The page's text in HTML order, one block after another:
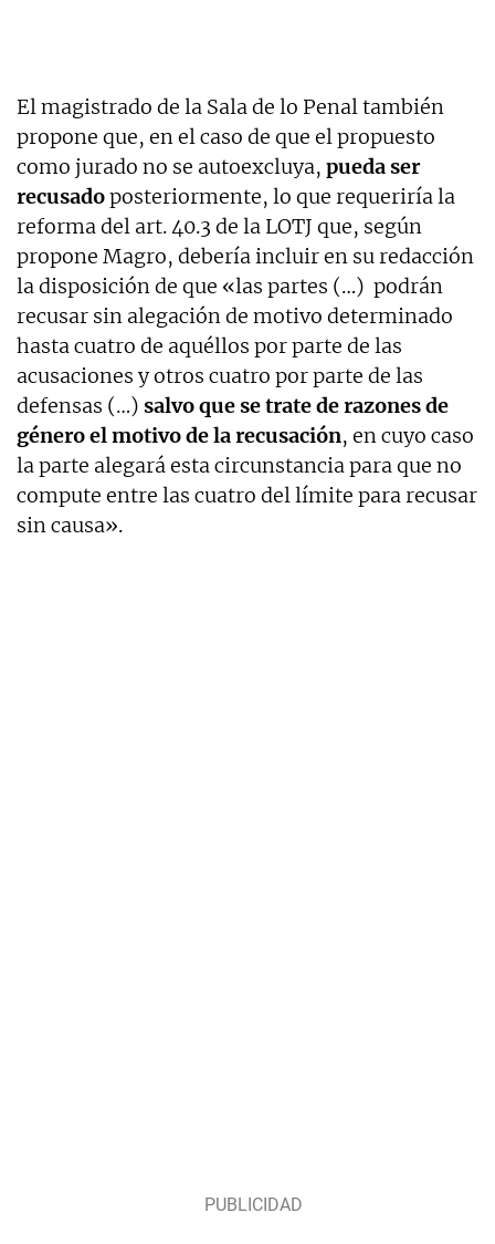
El magistrado de la Sala de lo Penal también
propone que, en el caso de que el propuesto
como jurado no se autoexcluya, pueda ser
recusadoposteriormente, lo que requeriría la
reforma del art. 40.3 de la LOTJ que, según
propone Magro, debería incluir en su redacción
la disposición de que «las partes (…) podrán
recusar sin alegación de motivo determinado
hasta cuatro de aquéllos por parte de las
acusaciones y otros cuatro por parte de las
defensas (…) salvo que se trate de razones de
género el motivo de la recusación, en cuyo caso
la parte alegará esta circunstancia para que no
compute entre las cuatro del límite para recusar
sin causa».